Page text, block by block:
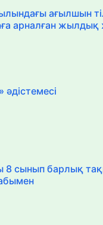
ағылшын
арналған
әдістемесі
8 сынып барлық